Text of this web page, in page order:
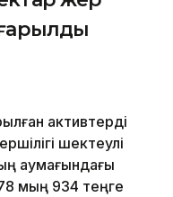
активтерді
шектеулі
аумағындағы
мың 934 теңге